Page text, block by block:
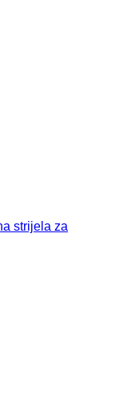
strijela za